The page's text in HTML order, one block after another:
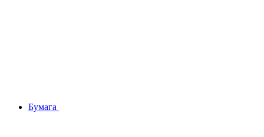
Бумага